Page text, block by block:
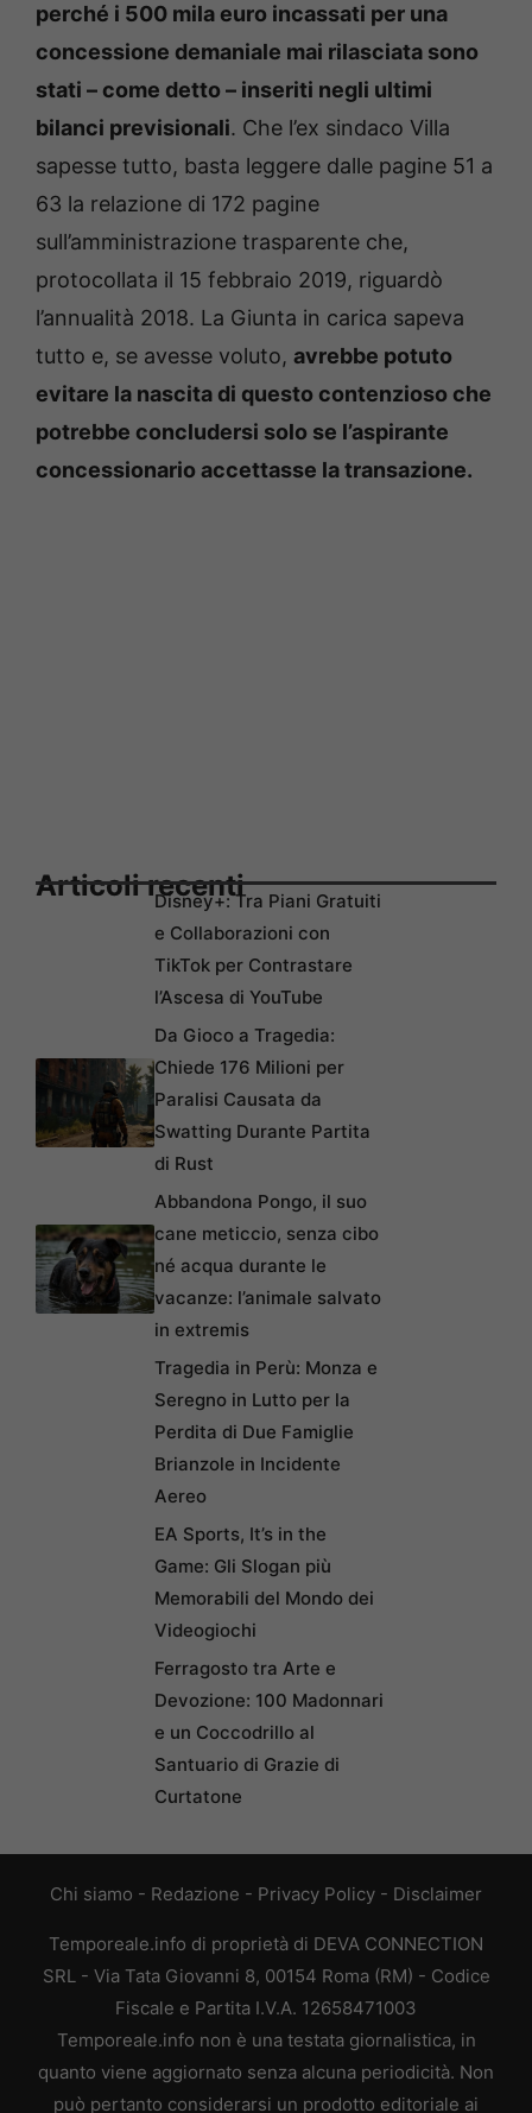
perché i 500 mila euro incassati per una
concessione demaniale mai rilasciata sono
stati – come detto – inseriti negli ultimi
bilanci previsionali. Che l’ex sindaco Villa
sapesse tutto, basta leggere dalle pagine 51 a
63 la relazione di 172 pagine
sull’amministrazione trasparente che,
protocollata il 15 febbraio 2019, riguardò
l’annualità 2018. La Giunta in carica sapeva
tutto e, se avesse voluto, avrebbe potuto
evitare la nascita di questo contenzioso che
potrebbe concludersi solo se l’aspirante
concessionario accettasse la transazione.
Articoli recentiDisney+: Tra Piani Gratuiti
e Collaborazioni con
TikTok per Contrastare
l’Ascesa di YouTube
Da Gioco a Tragedia:
Chiede 176 Milioni per
Paralisi Causata da
Swatting Durante Partita
di Rust
Abbandona Pongo, il suo
cane meticcio, senza cibo
né acqua durante le
vacanze: l’animale salvato
in extremis
Tragedia in Perù: Monza e
Seregno in Lutto per la
Perdita di Due Famiglie
Brianzole in Incidente
Aereo
EA Sports, It’s in the
Game: Gli Slogan più
Memorabili del Mondo dei
Videogiochi
Ferragosto tra Arte e
Devozione: 100 Madonnari
e un Coccodrillo al
Santuario di Grazie di
Curtatone
Chi siamo - Redazione - Privacy Policy - Disclaimer
Temporeale.info di proprietà di DEVA CONNECTION
SRL - Via Tata Giovanni 8, 00154 Roma (RM) - Codice
Fiscale e Partita I.V.A. 12658471003
Temporeale.info non è una testata giornalistica, in
quanto viene aggiornato senza alcuna periodicità. Non
può pertanto considerarsi un prodotto editoriale ai